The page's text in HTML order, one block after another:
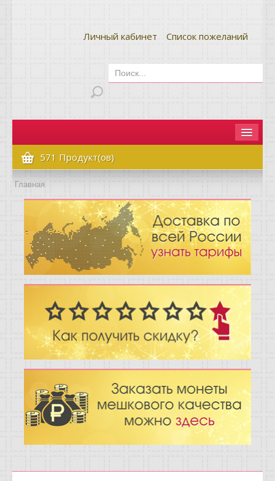
Личный кабинет Список пожеланий
Главная
Как сделать заказ
Оплата и доставка
Контакты
Вопрос-ответ
Отзывы
Новости
Статьи
571 Продукт(ов)
Главная